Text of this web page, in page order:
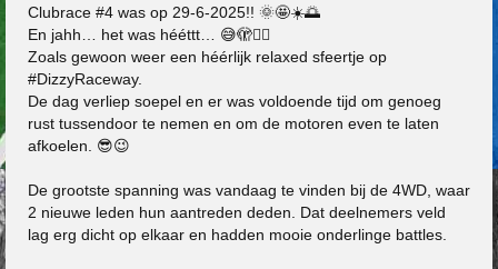
Contact
Clubrace #4 was op 29-6-2025!! 🌞🤩☀️🌅
En jahh… het was hééttt… 😅🫣👍🏼
Zoals gewoon weer een héérlijk relaxed sfeertje op
#DizzyRaceway.
De dag verliep soepel en er was voldoende tijd om genoeg
rust tussendoor te nemen en om de motoren even te laten
afkoelen. 😎😉
De grootste spanning was vandaag te vinden bij de 4WD, waar
2 nieuwe leden hun aantreden deden. Dat deelnemers veld
lag erg dicht op elkaar en hadden mooie onderlinge battles.